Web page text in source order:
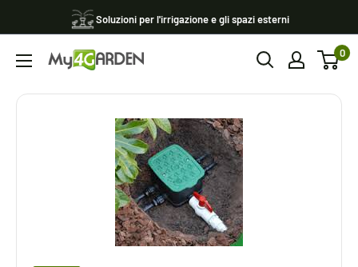
al
contenuto
Soluzioni per l'irrigazione e gli spazi esterni
My4garden 0